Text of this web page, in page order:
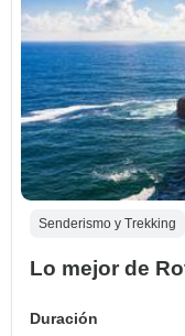
Senderismo y Trekking
Lo mejor de
Duración